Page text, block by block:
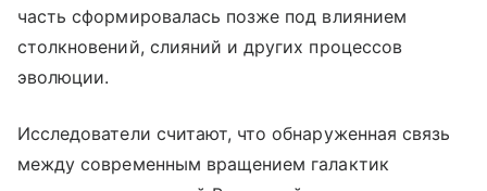
часть сформировалась позже под влиянием
столкновений, слияний и других процессов
эволюции.
Исследователи считают, что обнаруженная связь
между современным вращением галактик